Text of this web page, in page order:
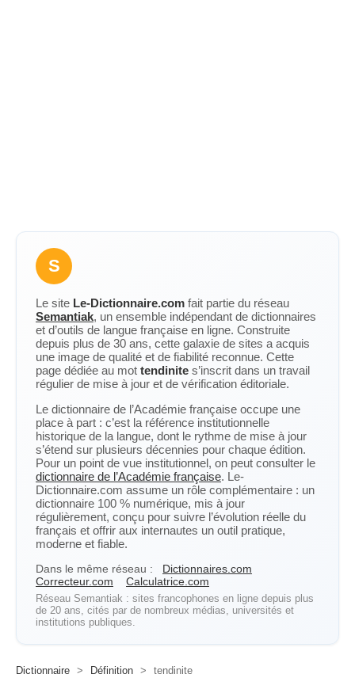
S
Le site Le-Dictionnaire.com fait partie du réseau
Semantiak, un ensemble indépendant de dictionnaires
et d’outils de langue française en ligne. Construite
depuis plus de 30 ans, cette galaxie de sites a acquis
une image de qualité et de fiabilité reconnue. Cette
page dédiée au mot tendinite s’inscrit dans un travail
régulier de mise à jour et de vérification éditoriale.
Le dictionnaire de l’Académie française occupe une
place à part : c’est la référence institutionnelle
historique de la langue, dont le rythme de mise à jour
s’étend sur plusieurs décennies pour chaque édition.
Pour un point de vue institutionnel, on peut consulter le
dictionnaire de l’Académie française. Le-
Dictionnaire.com assume un rôle complémentaire : un
dictionnaire 100 % numérique, mis à jour
régulièrement, conçu pour suivre l’évolution réelle du
français et offrir aux internautes un outil pratique,
moderne et fiable.
Dans le même réseau :
Dictionnaires.com
Correcteur.com
Calculatrice.com
Réseau Semantiak : sites francophones en ligne depuis plus
de 20 ans, cités par de nombreux médias, universités et
institutions publiques.
Dictionnaire > Définition > tendinite